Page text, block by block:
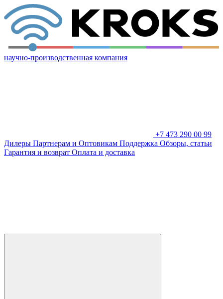
научно-производственная компания
+7 473 290 00 99
Дилеры Партнерам и Оптовикам Поддержка Обзоры, статьи
Гарантия и возврат Оплата и доставка